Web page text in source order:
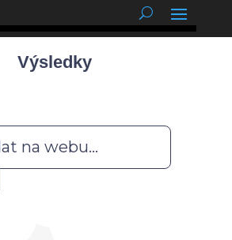
Výsledky